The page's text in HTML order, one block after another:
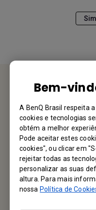
Bem-
A BenQ Brasil respeita
cookies e tecnologias
obtém a melhor
Pode aceitar estes
cookies", ou clicar em
rejeitar todas as
personalizar as suas
altura. Para mais
nossaPolítica de
Sim
Gostaríamos
Seu